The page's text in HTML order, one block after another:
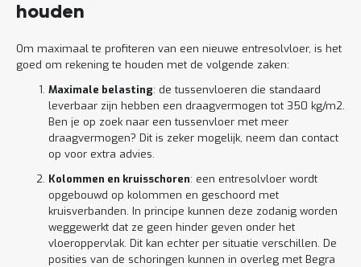
houden
Om maximaal te profiteren van een nieuwe entresolvloer, is het
goed om rekening te houden met de volgende zaken:
Maximale belasting: de tussenvloeren die standaard
leverbaar zijn hebben een draagvermogen tot 350 kg/m2.
Ben je op zoek naar een tussenvloer met meer
draagvermogen? Dit is zeker mogelijk, neem dan contact
op voor extra advies.
Kolommen en kruisschoren: een entresolvloer wordt
opgebouwd op kolommen en geschoord met
kruisverbanden. In principe kunnen deze zodanig worden
weggewerkt dat ze geen hinder geven onder het
vloeroppervlak. Dit kan echter per situatie verschillen. De
posities van de schoringen kunnen in overleg met Begra